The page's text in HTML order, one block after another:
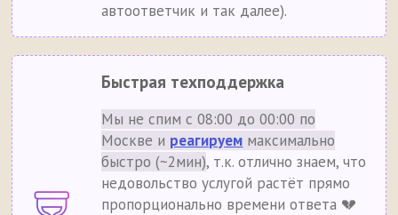
автоответчик и так далее).
Быстрая техподдержка
Мы не спим с 08:00 до 00:00 по
Москве и реагируем максимально
быстро (~2мин), т.к. отлично знаем, что
недовольство услугой растёт прямо
пропорционально времени ответа 💔